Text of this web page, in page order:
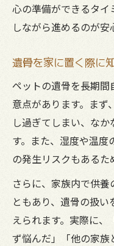
心の準備ができるタ
しながら進めるのが安
遺骨を家に置く際に
ペットの遺骨を長期
意点があります。ま
し過ぎてしまい、な
す。また、湿度や温度
の発生リスクもあるた
さらに、家族内で供
ともあり、遺骨の扱
えられます。実際に
ず悩んだ」「他の家